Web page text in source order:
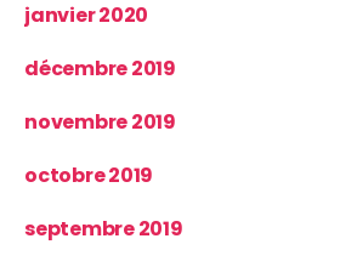
janvier 2020
décembre 2019
novembre 2019
octobre 2019
septembre 2019